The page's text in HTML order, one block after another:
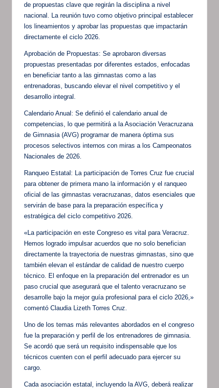
de propuestas clave que regirán la disciplina a nivel
nacional. La reunión tuvo como objetivo principal establecer
los lineamientos y aprobar las propuestas que impactarán
directamente el ciclo 2026.
Aprobación de Propuestas: Se aprobaron diversas
propuestas presentadas por diferentes estados, enfocadas
en beneficiar tanto a las gimnastas como a las
entrenadoras, buscando elevar el nivel competitivo y el
desarrollo integral.
Calendario Anual: Se definió el calendario anual de
competencias, lo que permitirá a la Asociación Veracruzana
de Gimnasia (AVG) programar de manera óptima sus
procesos selectivos internos con miras a los Campeonatos
Nacionales de 2026.
Ranqueo Estatal: La participación de Torres Cruz fue crucial
para obtener de primera mano la información y el ranqueo
oficial de las gimnastas veracruzanas, datos esenciales que
servirán de base para la preparación específica y
estratégica del ciclo competitivo 2026.
«La participación en este Congreso es vital para Veracruz.
Hemos logrado impulsar acuerdos que no solo benefician
directamente la trayectoria de nuestras gimnastas, sino que
también elevan el estándar de calidad de nuestro cuerpo
técnico. El enfoque en la preparación del entrenador es un
paso crucial que asegurará que el talento veracruzano se
desarrolle bajo la mejor guía profesional para el ciclo 2026,»
comentó Claudia Lizeth Torres Cruz.
Uno de los temas más relevantes abordados en el congreso
fue la preparación y perfil de los entrenadores de gimnasia.
Se acordó que será un requisito indispensable que los
técnicos cuenten con el perfil adecuado para ejercer su
cargo.
Cada asociación estatal, incluyendo la AVG, deberá realizar